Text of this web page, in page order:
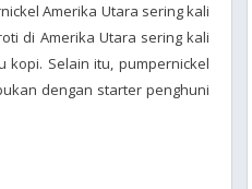
Amerika Utara sering kali
di Amerika Utara sering kali
Selain itu, pumpernickel
dengan starter penghuni